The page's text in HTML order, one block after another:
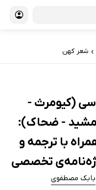
› شعر کهن
(کیومرث -
- ضحاک):
با ترجمه و
تخصصی
بابک مصطفوی